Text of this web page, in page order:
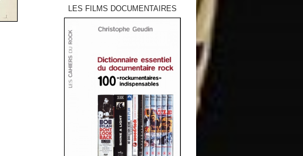
LES FILMS DOCUMENTAIRES